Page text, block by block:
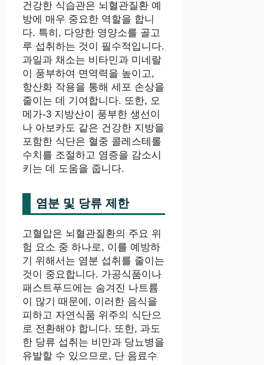
건강한 식습관은 뇌혈관질환 예
방에 매우 중요한 역할을 합니
다. 특히, 다양한 영양소를 골고
루 섭취하는 것이 필수적입니다.
과일과 채소는 비타민과 미네랄
이 풍부하여 면역력을 높이고,
항산화 작용을 통해 세포 손상을
줄이는 데 기여합니다. 또한, 오
메가-3 지방산이 풍부한 생선이
나 아보카도 같은 건강한 지방을
포함한 식단은 혈중 콜레스테롤
수치를 조절하고 염증을 감소시
키는 데 도움을 줍니다.
염분 및 당류 제한
고혈압은 뇌혈관질환의 주요 위
험 요소 중 하나로, 이를 예방하
기 위해서는 염분 섭취를 줄이는
것이 중요합니다. 가공식품이나
패스트푸드에는 숨겨진 나트륨
이 많기 때문에, 이러한 음식을
피하고 자연식품 위주의 식단으
로 전환해야 합니다. 또한, 과도
한 당류 섭취는 비만과 당뇨병을
유발할 수 있으므로, 단 음료수